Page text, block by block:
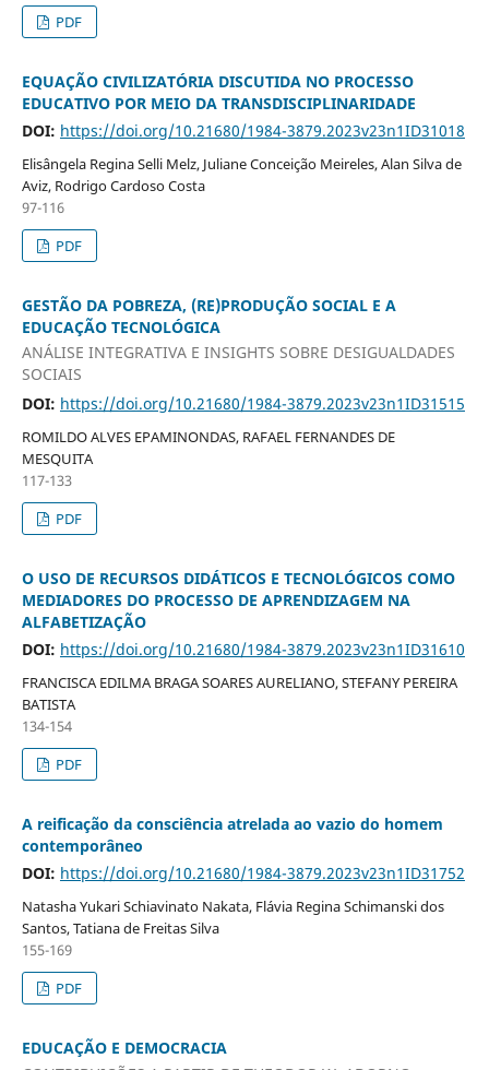
PDF
EQUAÇÃO CIVILIZATÓRIA DISCUTIDA NO PROCESSO
EDUCATIVO POR MEIO DA TRANSDISCIPLINARIDADE
DOI: https://doi.org/10.21680/1984-3879.2023v23n1ID31018
Elisângela Regina Selli Melz, Juliane Conceição Meireles, Alan Silva de
Aviz, Rodrigo Cardoso Costa
97-116
PDF
GESTÃO DA POBREZA, (RE)PRODUÇÃO SOCIAL E A
EDUCAÇÃO TECNOLÓGICA
ANÁLISE INTEGRATIVA E INSIGHTS SOBRE DESIGUALDADES
SOCIAIS
DOI: https://doi.org/10.21680/1984-3879.2023v23n1ID31515
ROMILDO ALVES EPAMINONDAS, RAFAEL FERNANDES DE
MESQUITA
117-133
PDF
O USO DE RECURSOS DIDÁTICOS E TECNOLÓGICOS COMO
MEDIADORES DO PROCESSO DE APRENDIZAGEM NA
ALFABETIZAÇÃO
DOI: https://doi.org/10.21680/1984-3879.2023v23n1ID31610
FRANCISCA EDILMA BRAGA SOARES AURELIANO, STEFANY PEREIRA
BATISTA
134-154
PDF
A reificação da consciência atrelada ao vazio do homem
contemporâneo
DOI: https://doi.org/10.21680/1984-3879.2023v23n1ID31752
Natasha Yukari Schiavinato Nakata, Flávia Regina Schimanski dos
Santos, Tatiana de Freitas Silva
155-169
PDF
EDUCAÇÃO E DEMOCRACIA